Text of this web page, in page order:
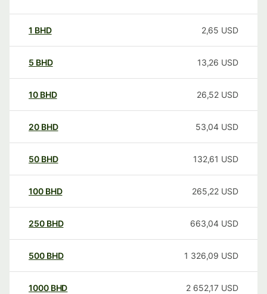
1 BHD 2,65 USD
5 BHD 13,26 USD
10 BHD 26,52 USD
20 BHD 53,04 USD
50 BHD 132,61 USD
100 BHD 265,22 USD
250 BHD 663,04 USD
500 BHD 1 326,09 USD
1000 BHD 2 652,17 USD